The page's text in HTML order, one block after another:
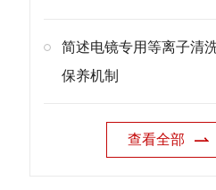
简述电镜专用等离子清
保养机制
查看全部